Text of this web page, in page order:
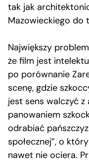
tak jak
Mazowieckiego do
Największy problem
że film jest
po porównanie
scenę, gdzie
jest sens walczyć
panowaniem
odrabiać
społecznej”, o
nawet nie ociera.